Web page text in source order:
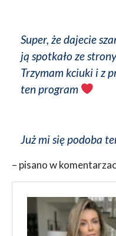
Super, że dajecie
ją spotkało ze
Trzymam kciuki i z
ten program
Już mi się podoba
– pisano w